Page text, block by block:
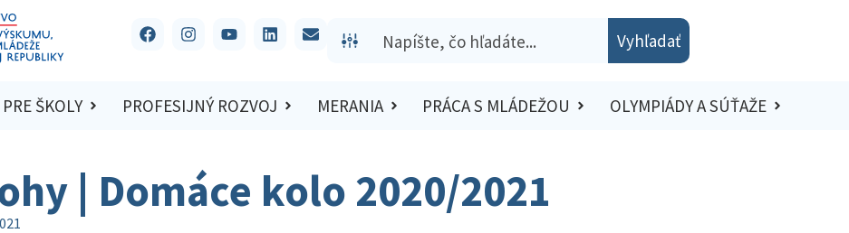
Vyhľadať
PRE ŠKOLY PROFESIJNÝ ROZVOJ MERANIA PRÁCA S MLÁDEŽOU OLYMPIÁDY A SÚŤAŽE
| Domáce kolo 2020/2021